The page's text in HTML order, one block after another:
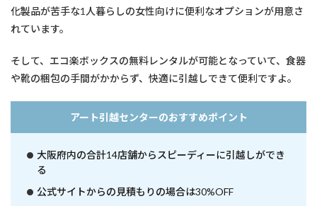
化製品が苦手な1人暮らしの女性向けに便利なオプションが用意さ
れています。
そして、エコ楽ボックスの無料レンタルが可能となっていて、食器
や靴の梱包の手間がかからず、快適に引越しできて便利ですよ。
アート引越センターのおすすめポイント
大阪府内の合計14店舗からスピーディーに引越しができ
る
公式サイトからの見積もりの場合は30%OFF